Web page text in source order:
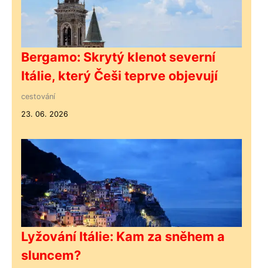
Bergamo: Skrytý klenot severní
Itálie, který Češi teprve objevují
cestování
23. 06. 2026
Lyžování Itálie: Kam za sněhem a
sluncem?